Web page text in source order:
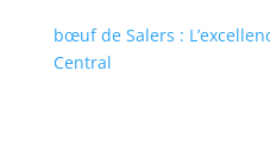
bœuf de Salers :
Central